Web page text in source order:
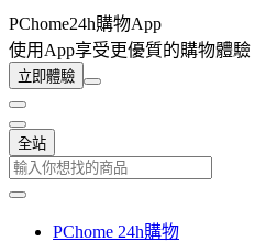
PChome24h購物App
使用App享受更優質的購物體驗
立即體驗
全站
PChome 24h購物